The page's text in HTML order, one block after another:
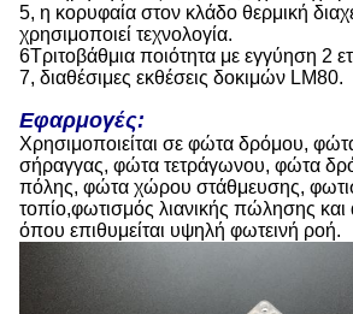
5, η κορυφαία στον κλάδο θερμική
χρησιμοποιεί τεχνολογία.
6Τριτοβάθμια ποιότητα με εγγύηση 2
7, διαθέσιμες εκθέσεις δοκιμών LM80.
Εφαρμογές:
Χρησιμοποιείται σε φώτα δρόμου,
σήραγγας, φώτα τετράγωνου, φώτα
πόλης, φώτα χώρου στάθμευσης,
τοπίο,φωτισμός λιανικής πώλησης και
όπου επιθυμείται υψηλή φωτεινή ροή.